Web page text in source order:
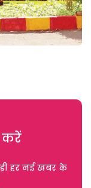
करें
हर नई खबर के